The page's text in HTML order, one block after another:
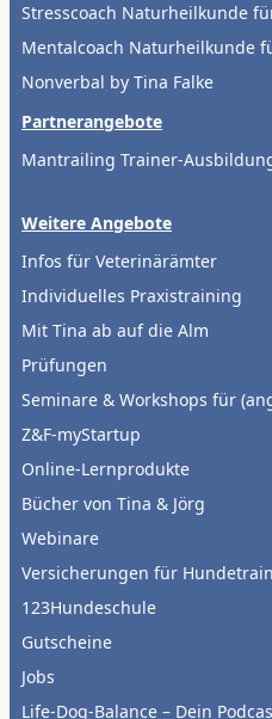
Stresscoach Naturheilkunde
Mentalcoach Naturheilkunde
Nonverbal by Tina Falke
Partnerangebote
Mantrailing Trainer-
Weitere Angebote
Infos für Veterinärämter
Individuelles Praxistraining
Mit Tina ab auf die Alm
Prüfungen
Seminare & Workshops für
Z&F-myStartup
Online-Lernprodukte
Bücher von Tina & Jörg
Webinare
Versicherungen für
123Hundeschule
Gutscheine
Jobs
Life-Dog-Balance – Dein